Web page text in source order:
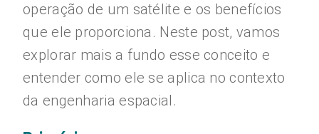
operação de um satélite e os benefícios
que ele proporciona. Neste post, vamos
explorar mais a fundo esse conceito e
entender como ele se aplica no contexto
da engenharia espacial.